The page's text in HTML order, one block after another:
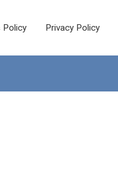
Policy Privacy Policy